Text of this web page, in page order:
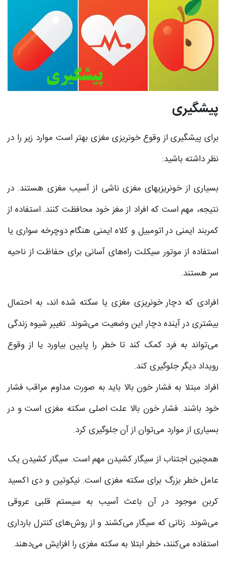
پیشگیری
برای پیشگیری از وقوع خونریزی مغزی بهتر است موارد زیر را در
نظر داشته باشید:
بسیاری از خونریزیهای مغزی ناشی از آسیب مغزی هستند. در
نتیجه، مهم است که افراد از مغز خود محافظت کنند. استفاده از
کمربند ایمنی در اتومبیل و کلاه ایمنی هنگام دوچرخه سواری یا
استفاده از موتور سیکلت راه‌های آسانی برای حفاظت از ناحیه
سر هستند.
افرادی که دچار خونریزی مغزی یا سکته شده اند، به احتمال
بیشتری در آینده دچار این وضعیت می‌شوند. تغییر شیوه زندگی
می‌تواند به فرد کمک کند تا خطر را پایین بیاورد یا از وقوع
رویداد دیگر جلوگیری کند.
افراد مبتلا به فشار خون بالا باید به صورت مداوم مراقب فشار
خود باشند. فشار خون بالا علت اصلی سکته مغزی است و در
بسیاری از موارد می‌توان از آن جلوگیری کرد.
همچنین اجتناب از سیگار کشیدن مهم است. سیگار کشیدن یک
عامل خطر بزرگ برای سکته مغزی است. نیکوتین و دی اکسید
کربن موجود در آن باعث آسیب به سیستم قلبی عروقی
می‌شوند. زنانی که سیگار می‌کشند و از روش‌های کنترل بارداری
استفاده می‌کنند، خطر ابتلا به سکته مغزی را افزایش می‌دهند.